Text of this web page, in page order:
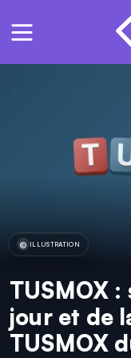
ILLUSTRATION
TUSMOX
jour et de
TUSMOX